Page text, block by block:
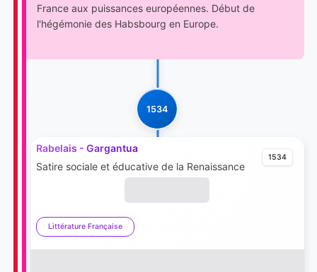
France aux puissances européennes. Début de
l'hégémonie des Habsbourg en Europe.
1534
1534
Rabelais - Gargantua
Satire sociale et éducative de la Renaissance
Littérature Française